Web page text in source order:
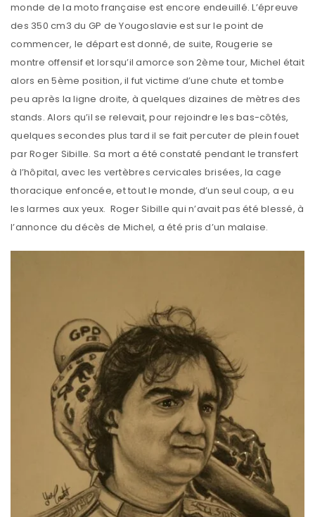
monde de la moto française est encore endeuillé. L’épreuve
des 350 cm3 du GP de Yougoslavie est sur le point de
commencer, le départ est donné, de suite, Rougerie se
montre offensif et lorsqu’il amorce son 2ème tour, Michel était
alors en 5ème position, il fut victime d’une chute et tombe
peu après la ligne droite, à quelques dizaines de mètres des
stands. Alors qu’il se relevait, pour rejoindre les bas-côtés,
quelques secondes plus tard il se fait percuter de plein fouet
par Roger Sibille. Sa mort a été constaté pendant le transfert
à l’hôpital, avec les vertèbres cervicales brisées, la cage
thoracique enfoncée, et tout le monde, d’un seul coup, a eu
les larmes aux yeux. Roger Sibille qui n’avait pas été blessé, à
l’annonce du décès de Michel, a été pris d’un malaise.